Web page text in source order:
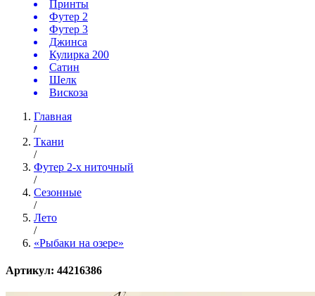
Принты
Футер 2
Футер 3
Джинса
Кулирка 200
Сатин
Шелк
Вискоза
Главная
/
Ткани
/
Футер 2-х ниточный
/
Сезонные
/
Лето
/
«Рыбаки на озере»
Артикул: 44216386